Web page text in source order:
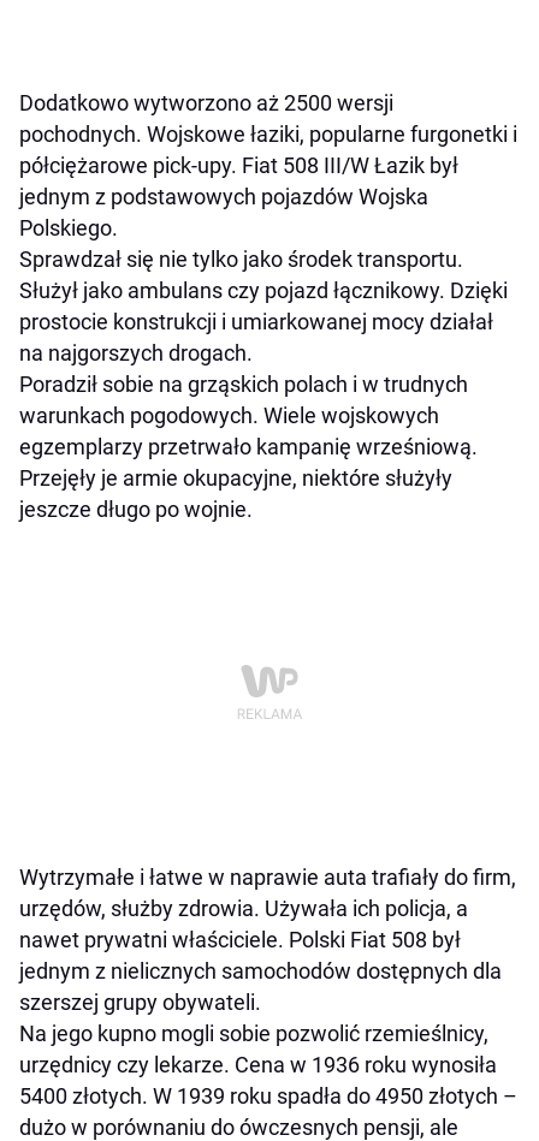
Dodatkowo wytworzono aż 2500 wersji
pochodnych. Wojskowe łaziki, popularne furgonetki i
półciężarowe pick-upy. Fiat 508 III/W Łazik był
jednym z podstawowych pojazdów Wojska
Polskiego.
Sprawdzał się nie tylko jako środek transportu.
Służył jako ambulans czy pojazd łącznikowy. Dzięki
prostocie konstrukcji i umiarkowanej mocy działał
na najgorszych drogach.
Poradził sobie na grząskich polach i w trudnych
warunkach pogodowych. Wiele wojskowych
egzemplarzy przetrwało kampanię wrześniową.
Przejęły je armie okupacyjne, niektóre służyły
jeszcze długo po wojnie.
Wytrzymałe i łatwe w naprawie auta trafiały do firm,
urzędów, służby zdrowia. Używała ich policja, a
nawet prywatni właściciele. Polski Fiat 508 był
jednym z nielicznych samochodów dostępnych dla
szerszej grupy obywateli.
Na jego kupno mogli sobie pozwolić rzemieślnicy,
urzędnicy czy lekarze. Cena w 1936 roku wynosiła
5400 złotych. W 1939 roku spadła do 4950 złotych –
dużo w porównaniu do ówczesnych pensji, ale